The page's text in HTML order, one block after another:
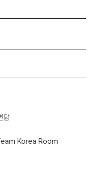
담
Korea Room